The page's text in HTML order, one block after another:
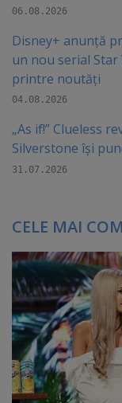
06.08.2026
Disney+ anunță
un nou serial
printre noutăți
04.08.2026
„As if!” Clueless
Silverstone își
31.07.2026
CELE MAI